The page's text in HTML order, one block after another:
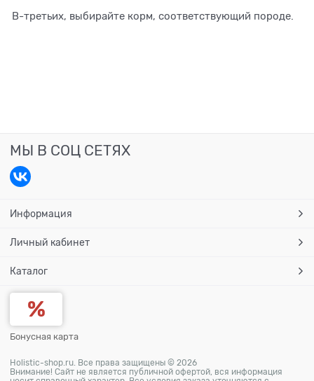
В-третьих, выбирайте корм, соответствующий породе.
МЫ В СОЦ СЕТЯХ
Информация
Личный кабинет
Каталог
Бонусная карта
Holistic-shop.ru. Все права защищены © 2026
Внимание! Сайт не является публичной офертой, вся информация